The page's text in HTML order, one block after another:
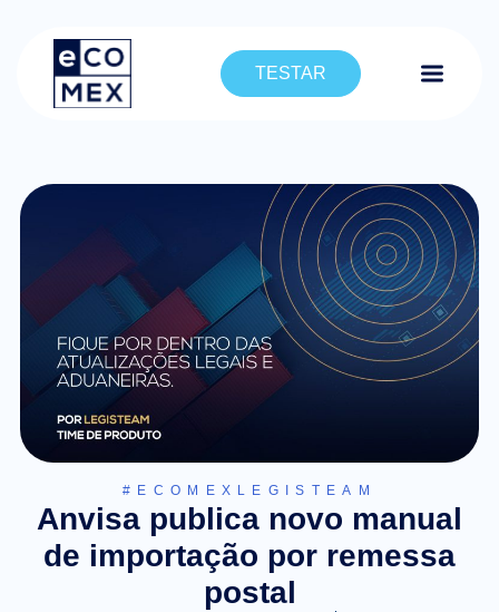
TESTAR
#ECOMEXLEGISTEAM
Anvisa publica novo manual
de importação por remessa
postal